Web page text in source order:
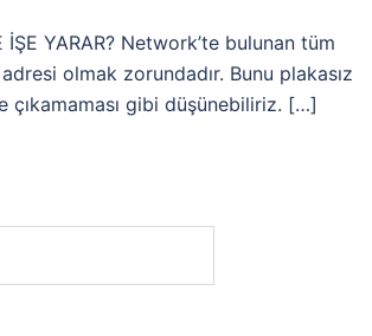
İŞE YARAR? Network’te bulunan tüm
olmak zorundadır. Bunu plakasız
çıkamaması gibi düşünebiliriz. […]